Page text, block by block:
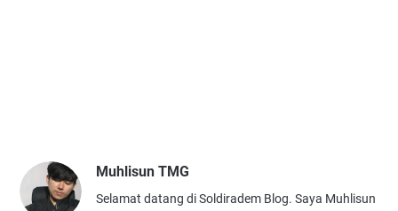
Muhlisun TMG
Selamat datang di Soldiradem Blog. Saya Muhlisun